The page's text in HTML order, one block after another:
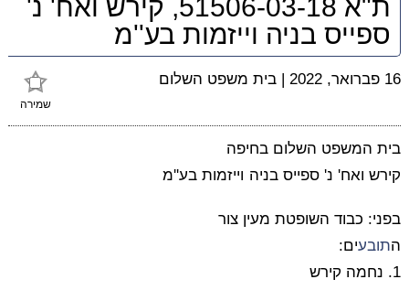
ת"א 51506-03-18, קירש ואח' נ'
ספייס בניה וייזמות בע''מ
שמירה
16 פברואר, 2022 | בית משפט השלום
בית המשפט השלום בחיפה
קירש ואח' נ' ספייס בניה וייזמות בע''מ
בפני: כבוד השופטת מעין צור
התובעים:
1. נחמה קירש